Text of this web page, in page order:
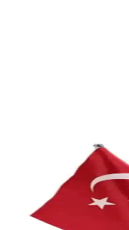
ve fonksiyonellik
Tasarım